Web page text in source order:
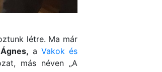
létre. Ma már
a Vakok és
más néven „A